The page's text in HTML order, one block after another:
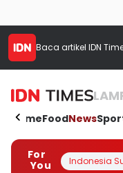
Baca artikel IDN
HomeFoodNews
For
You
Indonesia